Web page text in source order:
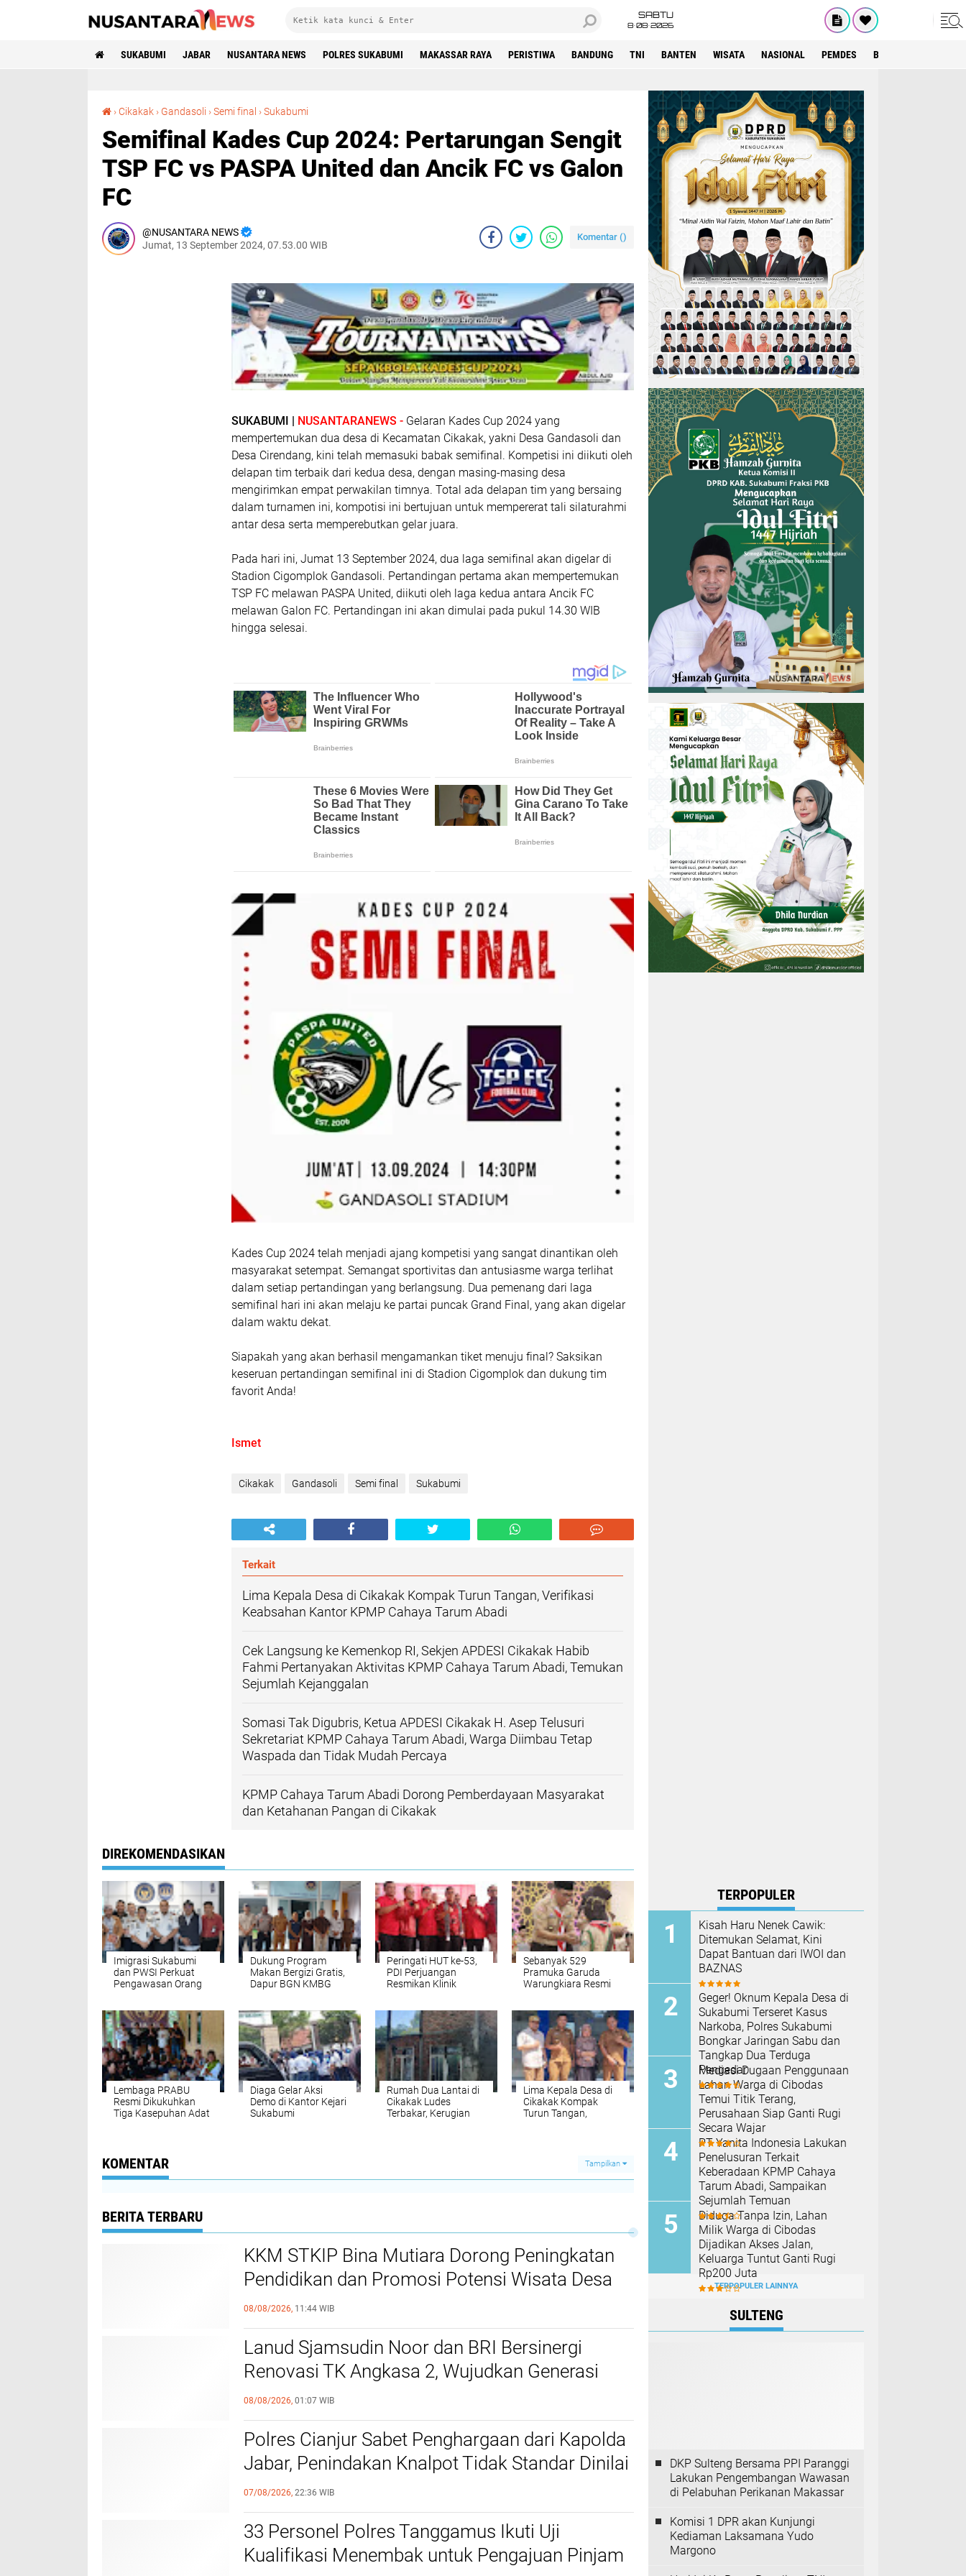
SABTU
8•08•2026
SUKABUMI JABAR NUSANTARA NEWS POLRES SUKABUMI MAKASSAR RAYA PERISTIWA BANDUNG TNI BANTEN WISATA NASIONAL PEMDES BOGOR
› Cikakak › Gandasoli ›Semi final ›Sukabumi
Semifinal Kades Cup 2024: Pertarungan Sengit
TSP FC vs PASPA United dan Ancik FC vs Galon
FC
NUSANTARA NEWS
Jumat, 13 September 2024, 07.53.00 WIB
Komentar ()
SUKABUMI | NUSANTARANEWS - Gelaran Kades Cup 2024 yang
mempertemukan dua desa di Kecamatan Cikakak, yakni Desa Gandasoli dan
Desa Cirendang, kini telah memasuki babak semifinal. Kompetisi ini diikuti oleh
delapan tim terbaik dari kedua desa, dengan masing-masing desa
mengirimkan empat perwakilan timnya. Total ada delapan tim yang bersaing
dalam turnamen ini, kompotisi ini bertujuan untuk mempererat tali silaturahmi
antar desa serta memperebutkan gelar juara.
Pada hari ini, Jumat 13 September 2024, dua laga semifinal akan digelar di
Stadion Cigomplok Gandasoli. Pertandingan pertama akan mempertemukan
TSP FC melawan PASPA United, diikuti oleh laga kedua antara Ancik FC
melawan Galon FC. Pertandingan ini akan dimulai pada pukul 14.30 WIB
hingga selesai.
Kades Cup 2024 telah menjadi ajang kompetisi yang sangat dinantikan oleh
masyarakat setempat. Semangat sportivitas dan antusiasme warga terlihat
dalam setiap pertandingan yang berlangsung. Dua pemenang dari laga
semifinal hari ini akan melaju ke partai puncak Grand Final, yang akan digelar
dalam waktu dekat.
Siapakah yang akan berhasil mengamankan tiket menuju final? Saksikan
keseruan pertandingan semifinal ini di Stadion Cigomplok dan dukung tim
favorit Anda!
Ismet
Cikakak Gandasoli Semi final Sukabumi
Terkait
Lima Kepala Desa di Cikakak Kompak Turun Tangan, Verifikasi
Keabsahan Kantor KPMP Cahaya Tarum Abadi
Cek Langsung ke Kemenkop RI, Sekjen APDESI Cikakak Habib
Fahmi Pertanyakan Aktivitas KPMP Cahaya Tarum Abadi, Temukan
Sejumlah Kejanggalan
Somasi Tak Digubris, Ketua APDESI Cikakak H. Asep Telusuri
Sekretariat KPMP Cahaya Tarum Abadi, Warga Diimbau Tetap
Waspada dan Tidak Mudah Percaya
KPMP Cahaya Tarum Abadi Dorong Pemberdayaan Masyarakat
dan Ketahanan Pangan di Cikakak
DIREKOMENDASIKAN
Imigrasi Sukabumi
dan PWSI Perkuat
Pengawasan Orang
Migran
Dukung Program
Makan Bergizi Gratis,
Dapur BGN KMBG
Peringati HUT ke-53,
PDI Perjuangan
Resmikan Klinik
Sebanyak 529
Pramuka Garuda
Warungkiara Resmi
Lembaga PRABU
Resmi Dikukuhkan
Tiga Kasepuhan Adat
Diaga Gelar Aksi
Demo di Kantor Kejari
Sukabumi
Rumah Dua Lantai di
Cikakak Ludes
Terbakar, Kerugian
Lima Kepala Desa di
Cikakak Kompak
Turun Tangan,
KOMENTAR Tampilkan
BERITA TERBARU
KKM STKIP Bina Mutiara Dorong Peningkatan
Pendidikan dan Promosi Potensi Wisata Desa
Sukamaju
08/08/2026, 11:44 WIB
Lanud Sjamsudin Noor dan BRI Bersinergi
Renovasi TK Angkasa 2, Wujudkan Generasi
Hebat Indonesia
08/08/2026, 01:07 WIB
Polres Cianjur Sabet Penghargaan dari Kapolda
Jabar, Penindakan Knalpot Tidak Standar Dinilai
Profesional dan Humanis
07/08/2026, 22:36 WIB
33 Personel Polres Tanggamus Ikuti Uji
Kualifikasi Menembak untuk Pengajuan Pinjam
TERPOPULER
Kisah Haru Nenek Cawik:
Ditemukan Selamat, Kini
Dapat Bantuan dari IWOI dan
BAZNAS
Geger! Oknum Kepala Desa di
Sukabumi Terseret Kasus
Narkoba, Polres Sukabumi
Bongkar Jaringan Sabu dan
Tangkap Dua Terduga
Pengedar
Mediasi Dugaan Penggunaan
Lahan Warga di Cibodas
Temui Titik Terang,
Perusahaan Siap Ganti Rugi
Secara Wajar
PT Yanita Indonesia Lakukan
Penelusuran Terkait
Keberadaan KPMP Cahaya
Tarum Abadi, Sampaikan
Sejumlah Temuan
Diduga Tanpa Izin, Lahan
Milik Warga di Cibodas
Dijadikan Akses Jalan,
Keluarga Tuntut Ganti Rugi
Rp200 Juta
TERPOPULER LAINNYA
SULTENG
DKP Sulteng Bersama PPI Paranggi
Lakukan Pengembangan Wawasan
di Pelabuhan Perikanan Makassar
Komisi 1 DPR akan Kunjungi
Kediaman Laksamana Yudo
Margono